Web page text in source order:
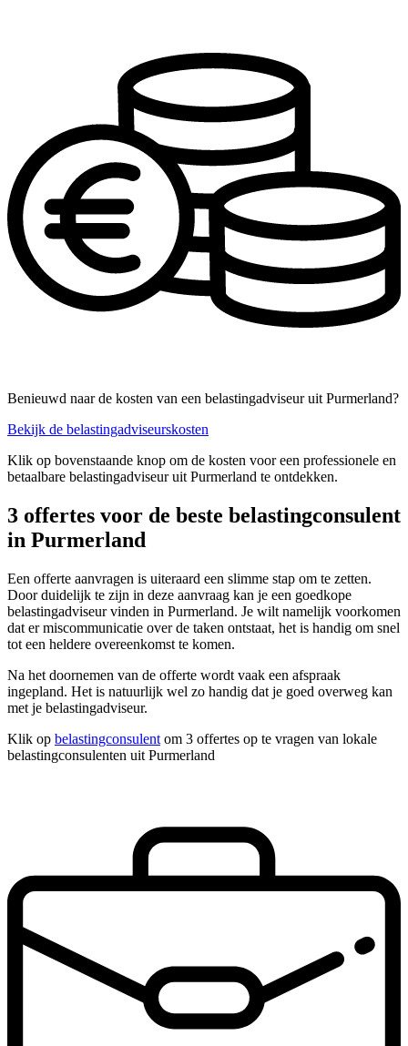
Benieuwd naar de kosten van een belastingadviseur uit Purmerland?
Bekijk de belastingadviseurskosten
Klik op bovenstaande knop om de kosten voor een professionele en
betaalbare belastingadviseur uit Purmerland te ontdekken.
3 offertes voor de beste belastingconsulent
in Purmerland
Een offerte aanvragen is uiteraard een slimme stap om te zetten.
Door duidelijk te zijn in deze aanvraag kan je een goedkope
belastingadviseur vinden in Purmerland. Je wilt namelijk voorkomen
dat er miscommunicatie over de taken ontstaat, het is handig om snel
tot een heldere overeenkomst te komen.
Na het doornemen van de offerte wordt vaak een afspraak
ingepland. Het is natuurlijk wel zo handig dat je goed overweg kan
met je belastingadviseur.
Klik op belastingconsulent om 3 offertes op te vragen van lokale
belastingconsulenten uit Purmerland